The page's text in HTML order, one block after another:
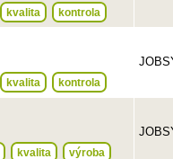
kvalita kontrola
kvalita kontrola
kvalita výroba